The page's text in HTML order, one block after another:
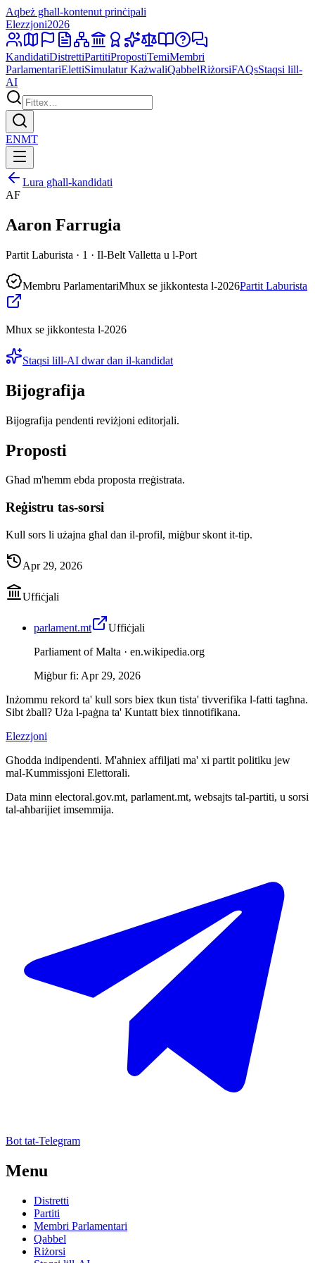
Aqbeż għall-kontenut prinċipali
Elezzjoni2026
KandidatiDistrettiPartitiPropostiTemiMembri
ParlamentariElettiSimulatur KażwaliQabbelRiżorsiFAQsStaqsi lill-
AI
ENMT
Lura għall-kandidati
AF
Aaron Farrugia
Partit Laburista · 1 · Il-Belt Valletta u l-Port
Membru ParlamentariMhux se jikkontesta l-2026Partit Laburista
Mhux se jikkontesta l-2026
Staqsi lill-AI dwar dan il-kandidat
Bijografija
Bijografija pendenti reviżjoni editorjali.
Proposti
Għad m'hemm ebda proposta rreġistrata.
Reġistru tas-sorsi
Kull sors li użajna għal dan il-profil, miġbur skont it-tip.
Apr 29, 2026
Uffiċjali
parlament.mt
Uffiċjali
Parliament of Malta · en.wikipedia.org
Miġbur fi: Apr 29, 2026
Inżommu rekord ta' kull sors biex tkun tista' tivverifika l-fatti tagħna.
Sibt żball? Uża l-paġna ta' Kuntatt biex tinnotifikana.
Elezzjoni
Għodda indipendenti. M'aħniex affiljati ma' xi partit politiku jew
mal-Kummissjoni Elettorali.
Data minn electoral.gov.mt, parlament.mt, websajts tal-partiti, u sorsi
tal-aħbarijiet imsemmija.
Bot tat-Telegram
Menu
Distretti
Partiti
Membri Parlamentari
Qabbel
Riżorsi